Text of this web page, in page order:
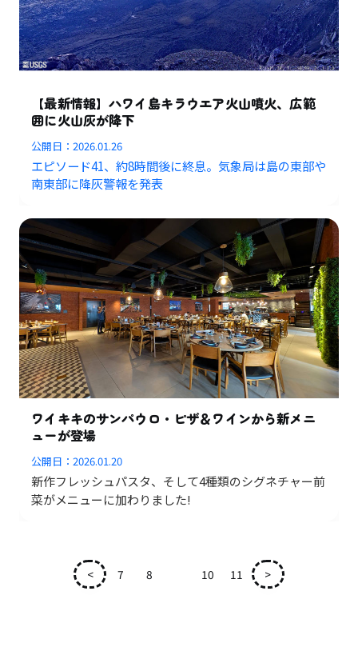
【最新情報】ハワイ島キラウエア火山噴火、広範
囲に火山灰が降下
公開日：2026.01.26
エピソード41、約8時間後に終息。気象局は島の東部や
南東部に降灰警報を発表
ワイキキのサンパウロ・ピザ＆ワインから新メニ
ューが登場
公開日：2026.01.20
新作フレッシュパスタ、そして4種類のシグネチャー前
菜がメニューに加わりました!
< 7 8 10 11 >